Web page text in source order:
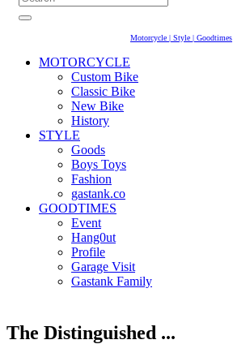
Motorcycle | Style | Goodtimes
MOTORCYCLE
Custom Bike
Classic Bike
New Bike
History
STYLE
Goods
Boys Toys
Fashion
gastank.co
GOODTIMES
Event
Hang0ut
Profile
Garage Visit
Gastank Family
The Distinguished ...